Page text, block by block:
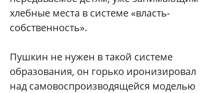
хлебные места в системе «власть-
собственность».
Пушкин не нужен в такой системе
образования, он горько иронизировал
над самовоспроизводящейся моделью